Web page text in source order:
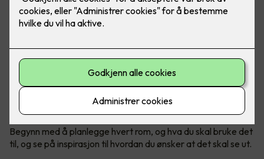
Moderne belysning setter tonen og stemningen i et hjem.
Våre elektrikere hjelper deg med å fornye belysningen!
Bilde: Nordesign, Form Eiendom.
Rom for rom - skreddersydd belysning
Begynn med å planlegge hvert rom, og hva du skal bruke det
til, og se på inspirasjon til hvordan du ønsker at det skal se ut.